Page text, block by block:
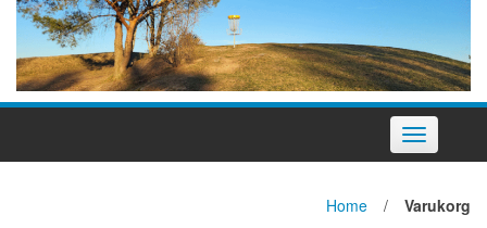
Slå
på/av
navigering
Home / Varukorg